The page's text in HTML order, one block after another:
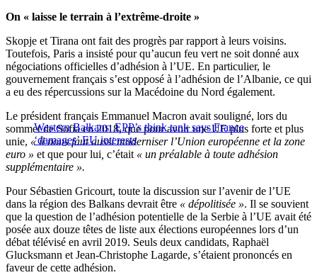
On « laisse le terrain à l’extrême-droite »
Skopje et Tirana ont fait des progrès par rapport à leurs voisins.
Toutefois, Paris a insisté pour qu’aucun feu vert ne soit donné aux
négociations officielles d’adhésion à l’UE. En particulier, le
gouvernement français s’est opposé à l’adhésion de l’Albanie, ce qui
a eu des répercussions sur la Macédoine du Nord également.
Western Balkans: EPP’s think tank says France
‘damages’ EU interests
Le président français Emmanuel Macron avait souligné, lors du
sommet de Sofia en 2018, que pour avoir une UE plus forte et plus
unie, « il nous faut aussi moderniser l’Union européenne et la zone
euro » et que pour lui c’était « un préalable à toute adhésion
supplémentaire ».
Pour Sébastien Gricourt, toute la discussion sur l’avenir de l’UE
dans la région des Balkans devrait être « dépolitisée ». Il se souvient
que la question de l’adhésion potentielle de la Serbie à l’UE avait été
posée aux douze têtes de liste aux élections européennes lors d’un
débat télévisé en avril 2019. Seuls deux candidats, Raphaël
Glucksmann et Jean-Christophe Lagarde, s’étaient prononcés en
faveur de cette adhésion.